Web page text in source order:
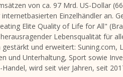
von ca. 97 Mrd. US-Dollar
Einzelhändler an.
Elite Quality of Life for All"
Lebensqualität für
und erweitert: Suning.com,
und Unterhaltung, Sport sowie
wird seit vier Jahren, seit